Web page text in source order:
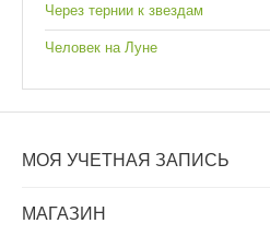
Через тернии к звездам
Человек на Луне
МОЯ УЧЕТНАЯ ЗАПИСЬ
МАГАЗИН